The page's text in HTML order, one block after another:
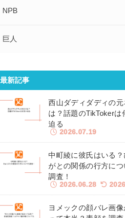
NPB
巨人
最新記事
西山ダディダディの元
は？話題のTikTokerは
迫る
2026.07.19
中町綾に彼氏はいる？
がとの関係の行方につ
調査！
2026.06.28
ヨメックの顔バレ画像